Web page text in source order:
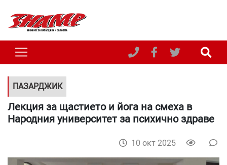
ПАЗАРДЖИК
Лекция за щастието и йога на смеха в
Народния университет за психично здраве
10 окт 2025